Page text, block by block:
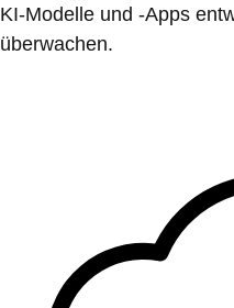
KI-Modelle und -Apps
überwachen.